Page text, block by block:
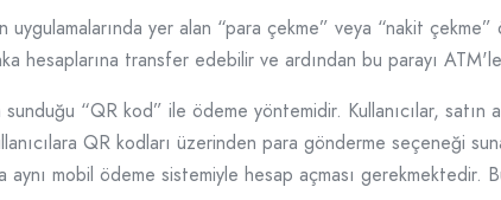
uygulamalarında yer alan “para çekme” veya “nakit
hesaplarına transfer edebilir ve ardından bu parayı
“QR kod” ile ödeme yöntemidir. Kullanıcılar, satın
QR kodları üzerinden para gönderme seçeneği
aynı mobil ödeme sistemiyle hesap açması gerekmektedir.